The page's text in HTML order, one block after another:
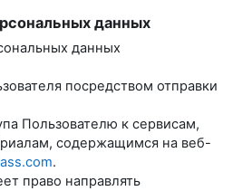
данных
данных
посредством отправки
Пользователю к сервисам,
содержащимся на веб-
.
право направлять